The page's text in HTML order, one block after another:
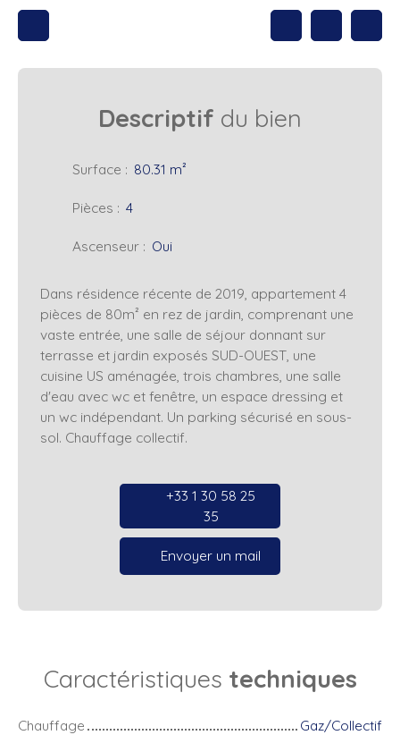
Descriptif du bien
Surface : 80.31 m²
Pièces : 4
Ascenseur : Oui
Dans résidence récente de 2019, appartement 4
pièces de 80m² en rez de jardin, comprenant une
vaste entrée, une salle de séjour donnant sur
terrasse et jardin exposés SUD-OUEST, une
cuisine US aménagée, trois chambres, une salle
d'eau avec wc et fenêtre, un espace dressing et
un wc indépendant. Un parking sécurisé en sous-
sol. Chauffage collectif.
+33 1 30 58 25
35
Envoyer un mail
Caractéristiques techniques
Chauffage
Gaz/Collectif